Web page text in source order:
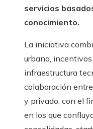
servicios
conocimiento.
La iniciativa
urbana,
infraestructura
colaboración
y privado, con el
en los que